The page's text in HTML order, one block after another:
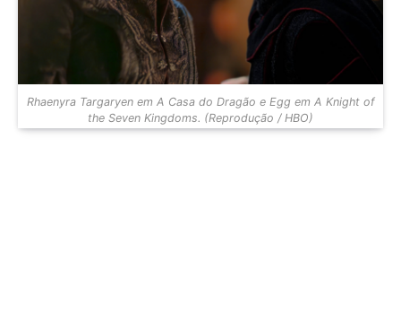
Rhaenyra Targaryen em A Casa do Dragão e Egg em A Knight of
the Seven Kingdoms. (Reprodução / HBO)